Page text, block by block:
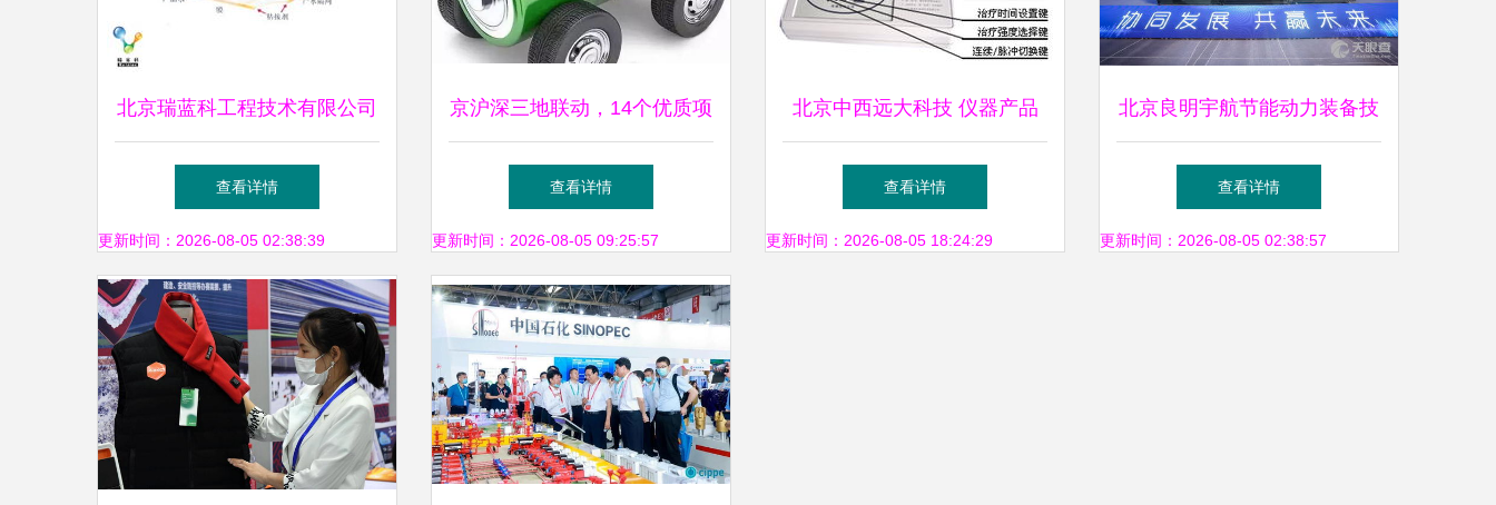
北京瑞蓝科工程技术有限公司
创新技术驱动下的核心产品与
服务矩阵
查看详情
更新时间：2026-08-05 02:38:39
京沪深三地联动，14个优质项
目助力全国政府精准技术对接
查看详情
更新时间：2026-08-05 09:25:57
北京中西远大科技 仪器产品
展示引领生物在线技术新潮流
查看详情
更新时间：2026-08-05 18:24:29
北京良明宇航节能动力装备技
术开发中心 节能动力技术领
域的创新先锋
查看详情
更新时间：2026-08-05 02:38:57